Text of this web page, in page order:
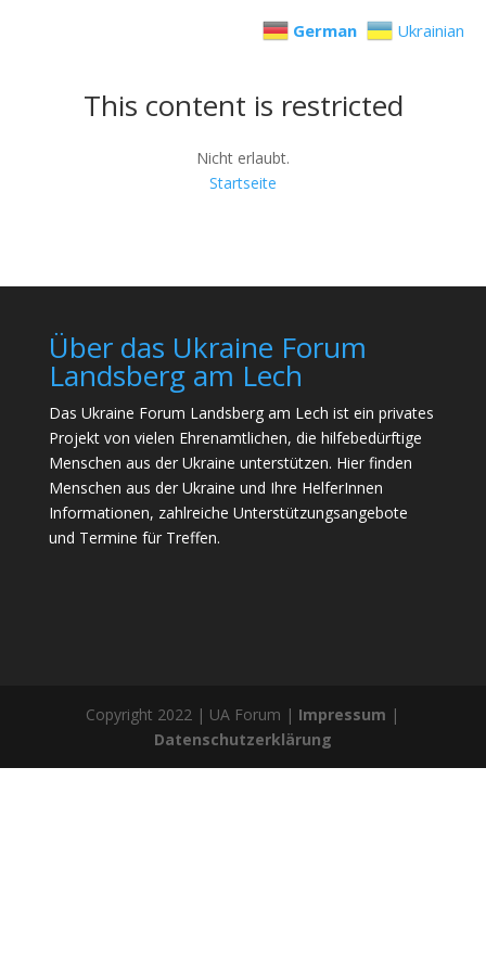
This content is restricted
Nicht erlaubt.
Startseite
Über das Ukraine Forum
Landsberg am Lech
Das Ukraine Forum Landsberg am Lech ist ein privates
Projekt von vielen Ehrenamtlichen, die hilfebedürftige
Menschen aus der Ukraine unterstützen. Hier finden
Menschen aus der Ukraine und Ihre HelferInnen
Informationen, zahlreiche Unterstützungsangebote
und Termine für Treffen.
Copyright 2022 | UA Forum | Impressum |
Datenschutzerklärung
German Ukrainian